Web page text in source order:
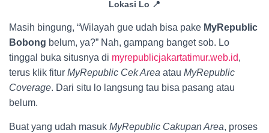
Lokasi Lo 📍
Masih bingung, “Wilayah gue udah bisa pake MyRepublic
Bobong belum, ya?” Nah, gampang banget sob. Lo
tinggal buka situsnya di myrepublicjakartatimur.web.id,
terus klik fitur MyRepublic Cek Area atau MyRepublic
Coverage. Dari situ lo langsung tau bisa pasang atau
belum.
Buat yang udah masuk MyRepublic Cakupan Area, proses